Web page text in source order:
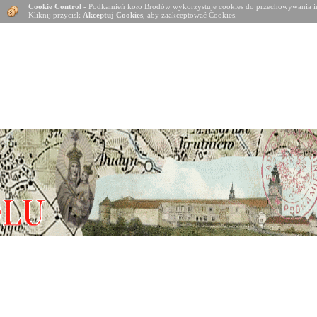
Cookie Control - Podkamień koło Brodów wykorzystuje cookies do
Kliknij przycisk Akceptuj Cookies , aby zaakceptować Cookies.